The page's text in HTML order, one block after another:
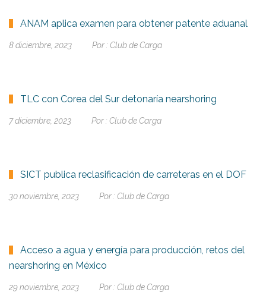
ANAM aplica examen para obtener patente aduanal
8 diciembre, 2023 Por : Club de Carga
TLC con Corea del Sur detonaría nearshoring
7 diciembre, 2023 Por : Club de Carga
SICT publica reclasificación de carreteras en el DOF
30 noviembre, 2023 Por : Club de Carga
Acceso a agua y energía para producción, retos del
nearshoring en México
29 noviembre, 2023 Por : Club de Carga